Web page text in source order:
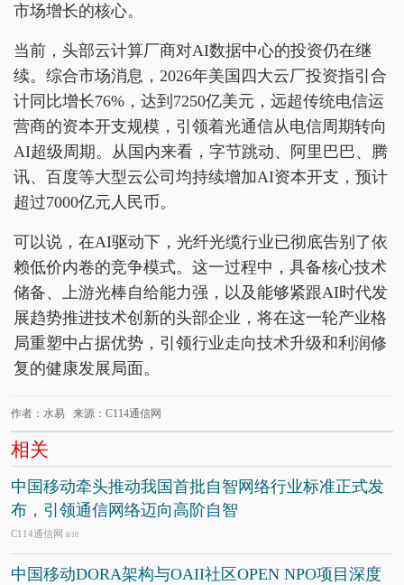
市场增长的核心。
当前，头部云计算厂商对AI数据中心的投资仍在继
续。综合市场消息，2026年美国四大云厂投资指引合
计同比增长76%，达到7250亿美元，远超传统电信运
营商的资本开支规模，引领着光通信从电信周期转向
AI超级周期。从国内来看，字节跳动、阿里巴巴、腾
讯、百度等大型云公司均持续增加AI资本开支，预计
超过7000亿元人民币。
可以说，在AI驱动下，光纤光缆行业已彻底告别了依
赖低价内卷的竞争模式。这一过程中，具备核心技术
储备、上游光棒自给能力强，以及能够紧跟AI时代发
展趋势推进技术创新的头部企业，将在这一轮产业格
局重塑中占据优势，引领行业走向技术升级和利润修
复的健康发展局面。
作者：水易 来源：C114通信网
相关
中国移动牵头推动我国首批自智网络行业标准正式发
布，引领通信网络迈向高阶自智
C114通信网 8/10
中国移动DORA架构与OAII社区OPEN NPO项目深度